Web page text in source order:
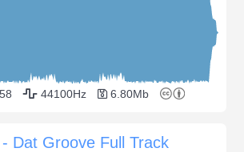
44100Hz 6.80Mb
Dat Groove Full Track